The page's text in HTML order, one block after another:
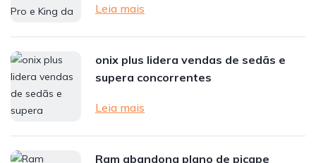
Leia mais
onix plus lidera vendas de sedãs e
supera concorrentes
Leia mais
Ram abandona plano de picape